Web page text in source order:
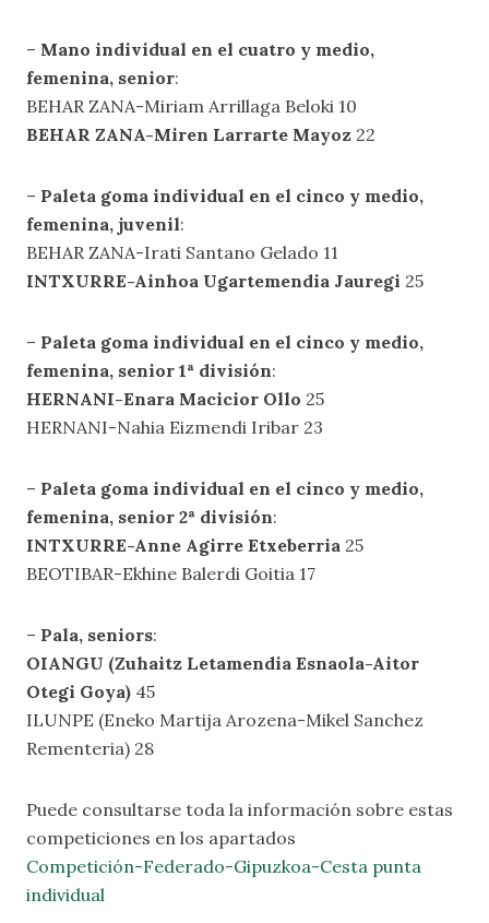
– Mano individual en el cuatro y medio,
femenina, senior:
BEHAR ZANA-Miriam Arrillaga Beloki 10
BEHAR ZANA-Miren Larrarte Mayoz 22
– Paleta goma individual en el cinco y medio,
femenina, juvenil:
BEHAR ZANA-Irati Santano Gelado 11
INTXURRE-Ainhoa Ugartemendia Jauregi 25
– Paleta goma individual en el cinco y medio,
femenina, senior 1ª división:
HERNANI-Enara Macicior Ollo 25
HERNANI-Nahia Eizmendi Iribar 23
– Paleta goma individual en el cinco y medio,
femenina, senior 2ª división:
INTXURRE-Anne Agirre Etxeberria 25
BEOTIBAR-Ekhine Balerdi Goitia 17
– Pala, seniors:
OIANGU (Zuhaitz Letamendia Esnaola-Aitor
Otegi Goya) 45
ILUNPE (Eneko Martija Arozena-Mikel Sanchez
Rementeria) 28
Puede consultarse toda la información sobre estas
competiciones en los apartados
Competición-Federado-Gipuzkoa-Cesta punta
individual